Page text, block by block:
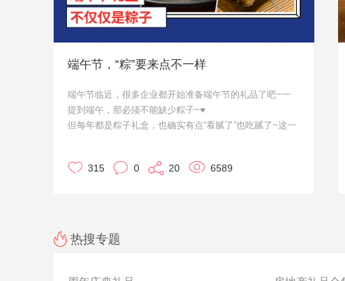
端午节，“粽”要来点不一样
端午节临近，很多企业都开始准备端午节的礼品了吧~一
提到端午，那必须不能缺少粽子~♥
但每年都是粽子礼盒，也确实有点“看腻了”也吃腻了~这一
315 0 20 6589
热搜专题